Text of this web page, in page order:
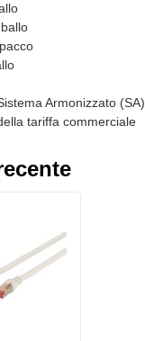
Armonizzato (SA)
tariffa commerciale